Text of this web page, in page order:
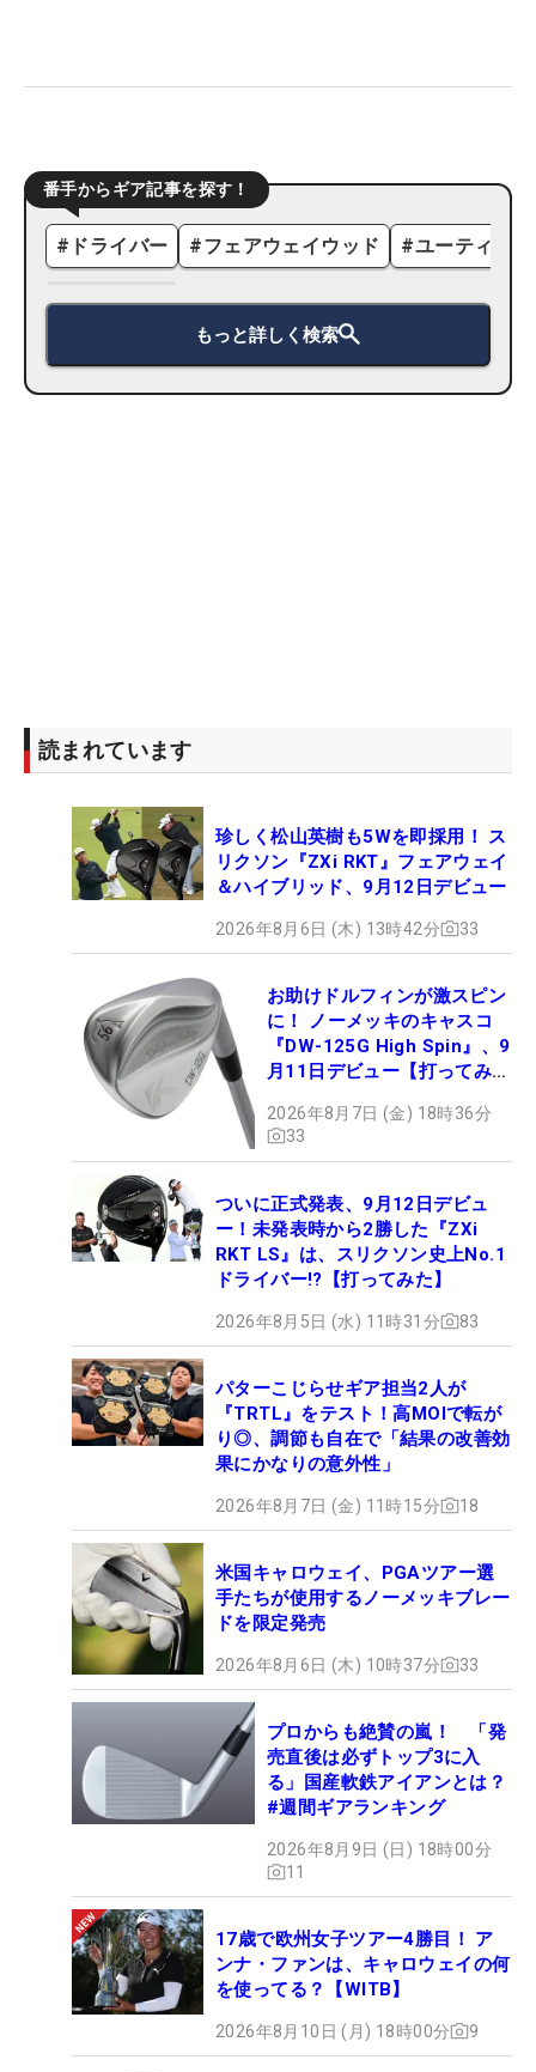
番手からギア記事を探す！
# ドライバー #フェアウェイウッド #ユーティリ
もっと詳しく検索
読まれています
珍しく松山英樹も5Wを即採用！ ス
リクソン『ZXi RKT』フェアウェイ
＆ハイブリッド、9月12日デビュー
2026年8月6日 (木) 13時42分 33
お助けドルフィンが激スピン
に！ ノーメッキのキャスコ
『DW-125G High Spin』、9
月11日デビュー【打ってみ
2026年8月7日 (金) 18時36分
33
ついに正式発表、9月12日デビュ
ー！未発表時から2勝した『ZXi
RKT LS』は、スリクソン史上No.1
ドライバー!?【打ってみた】
2026年8月5日 (水) 11時31分 83
パターこじらせギア担当2人が
『TRTL』をテスト！高MOIで転が
り◎、調節も自在で「結果の改善効
果にかなりの意外性」
2026年8月7日 (金) 11時15分 18
米国キャロウェイ、PGAツアー選
手たちが使用するノーメッキブレー
ドを限定発売
2026年8月6日 (木) 10時37分 33
プロからも絶賛の嵐！ 「発
売直後は必ずトップ3に入
る」国産軟鉄アイアンとは？
#週間ギアランキング
2026年8月9日 (日) 18時00分
11
17歳で欧州女子ツアー4勝目！ ア
ンナ・ファンは、キャロウェイの何
を使ってる？【WITB】
2026年8月10日 (月) 18時00分 9